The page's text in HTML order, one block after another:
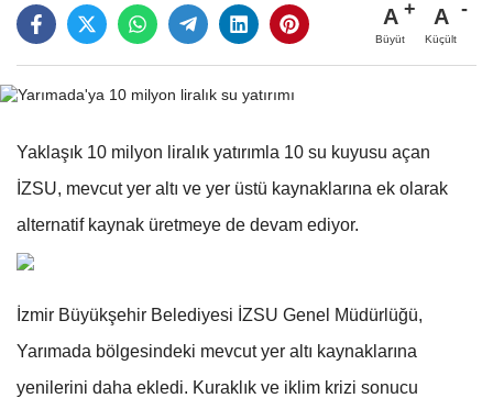
A
Büyüt
A
Küçült
Yaklaşık 10 milyon liralık yatırımla 10 su kuyusu açan
İZSU, mevcut yer altı ve yer üstü kaynaklarına ek olarak
alternatif kaynak üretmeye de devam ediyor.
İzmir Büyükşehir Belediyesi İZSU Genel Müdürlüğü,
Yarımada bölgesindeki mevcut yer altı kaynaklarına
yenilerini daha ekledi. Kuraklık ve iklim krizi sonucu